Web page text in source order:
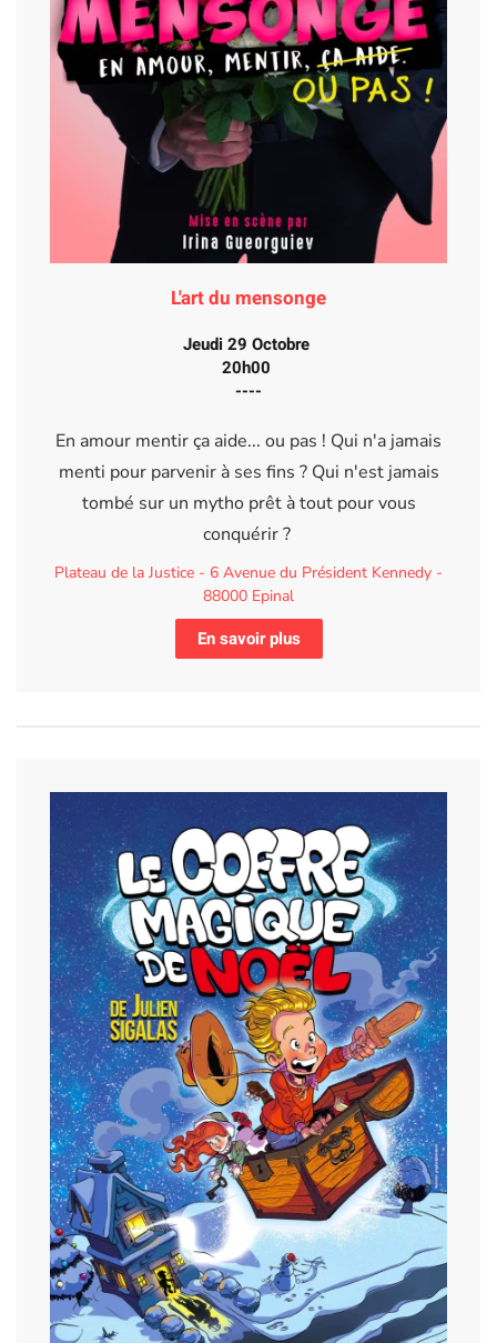
L'art du mensonge
Jeudi 29 Octobre
20h00
----
En amour mentir ça aide... ou pas ! Qui n'a jamais
menti pour parvenir à ses fins ? Qui n'est jamais
tombé sur un mytho prêt à tout pour vous
conquérir ?
Plateau de la Justice - 6 Avenue du Président Kennedy -
88000 Epinal
En savoir plus